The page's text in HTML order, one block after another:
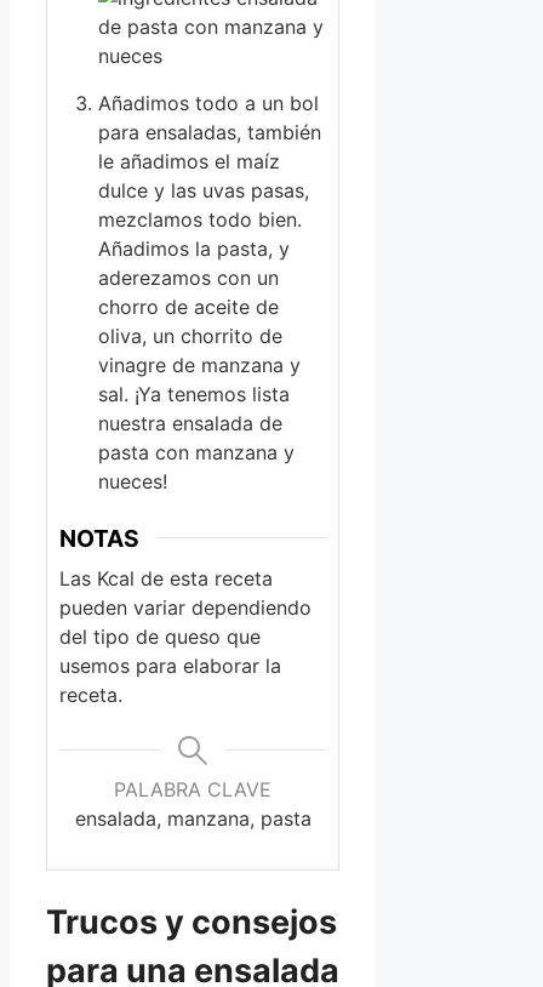
Añadimos todo a un bol
para ensaladas, también
le añadimos el maíz
dulce y las uvas pasas,
mezclamos todo bien.
Añadimos la pasta, y
aderezamos con un
chorro de aceite de
oliva, un chorrito de
vinagre de manzana y
sal. ¡Ya tenemos lista
nuestra ensalada de
pasta con manzana y
nueces!
NOTAS
Las Kcal de esta receta
pueden variar dependiendo
del tipo de queso que
usemos para elaborar la
receta.
PALABRA CLAVE
ensalada, manzana, pasta
Trucos y consejos
para una ensalada